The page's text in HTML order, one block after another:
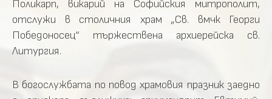
Поликарп, викарий на Софийския митрополит,
отслужи в столичния храм „Св. вмчк Георги
Победоносец“ тържествена архиерейска св.
Литургия.
В богослужбата по повод храмовия празник заедно